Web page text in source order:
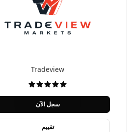
Tradeview
سجل الآن
تقييم